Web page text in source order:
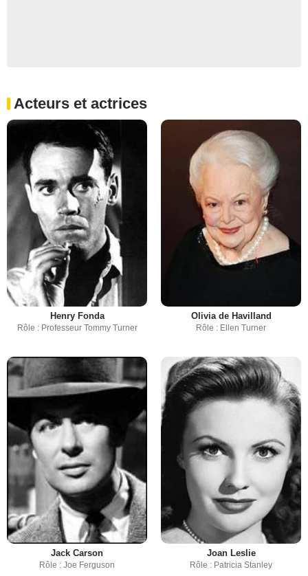
Acteurs et actrices
Henry Fonda
Rôle : Professeur Tommy Turner
Olivia de Havilland
Rôle : Ellen Turner
Jack Carson
Rôle : Joe Ferguson
Joan Leslie
Rôle : Patricia Stanley